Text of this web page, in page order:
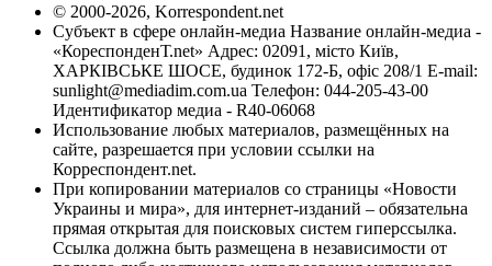
© 2000-2026, Korrespondent.net
Субъект в сфере онлайн-медиа Название онлайн-медиа -
«КореспонденТ.net» Адрес: 02091, місто Київ,
ХАРКІВСЬКЕ ШОСЕ, будинок 172-Б, офіс 208/1 E-mail:
sunlight@mediadim.com.ua Телефон: 044-205-43-00
Идентификатор медиа - R40-06068
Использование любых материалов, размещённых на
сайте, разрешается при условии ссылки на
Корреспондент.net.
При копировании материалов со страницы «Новости
Украины и мира», для интернет-изданий – обязательна
прямая открытая для поисковых систем гиперссылка.
Ссылка должна быть размещена в независимости от